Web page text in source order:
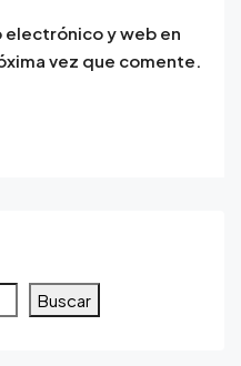
electrónico y web en
vez que comente.
Buscar